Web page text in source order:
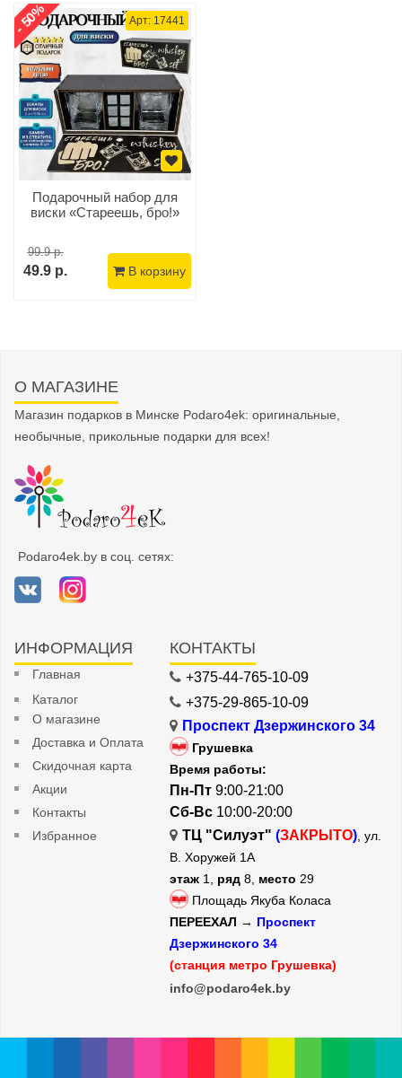
Арт: 17441
Подарочный набор для
виски «Стареешь, бро!»
99.9 р.
49.9 р.
- 50%
В корзину
О МАГАЗИНЕ
Магазин подарков в Минске Podaro4ek: оригинальные,
необычные, прикольные подарки для всех!
Podaro4ek.by в соц. сетях:
ИНФОРМАЦИЯ
Главная
Каталог
О магазине
Доставка и Оплата
Скидочная карта
Акции
Контакты
Избранное
КОНТАКТЫ
+375-44-765-10-09
+375-29-865-10-09
Проспект Дзержинского 34
Грушевка
Время работы:
Пн-Пт 9:00-21:00
Сб-Вс 10:00-20:00
ТЦ "Силуэт" (ЗАКРЫТО) , ул.
В. Хоружей 1А
этаж 1, ряд 8, место 29
Площадь Якуба Коласа
ПЕРЕЕХАЛ → Проспект
Дзержинского 34
(станция метро Грушевка)
info@podaro4ek.by